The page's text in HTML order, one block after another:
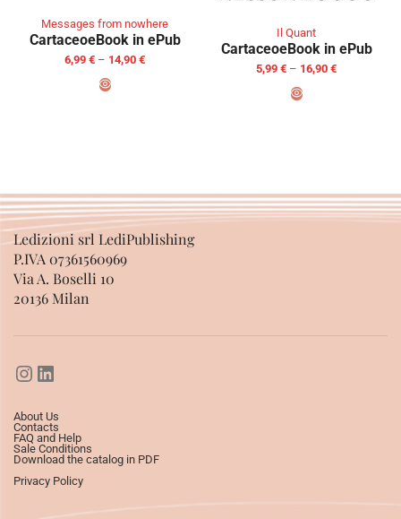
Messages from nowhere
CartaceoeBook in ePub
6,99 € – 14,90 €
Il Quant
CartaceoeBook in ePub
5,99 € – 16,90 €
Ledizioni srl LediPublishing
P.IVA 07361560969
Via A. Boselli 10
20136 Milan
About Us
Contacts
FAQ and Help
Sale Conditions
Download the catalog in PDF
Privacy Policy